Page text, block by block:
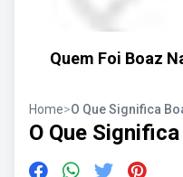
Quem Foi Boaz
Home>O Que Significa
O Que